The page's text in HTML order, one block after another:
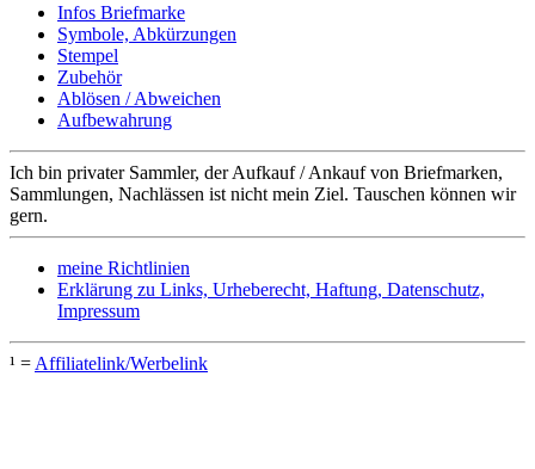
Infos Briefmarke
Symbole, Abkürzungen
Stempel
Zubehör
Ablösen / Abweichen
Aufbewahrung
Ich bin privater Sammler, der Aufkauf / Ankauf von Briefmarken,
Sammlungen, Nachlässen ist nicht mein Ziel. Tauschen können wir
gern.
meine Richtlinien
Erklärung zu Links, Urheberecht, Haftung, Datenschutz,
Impressum
¹ = Affiliatelink/Werbelink